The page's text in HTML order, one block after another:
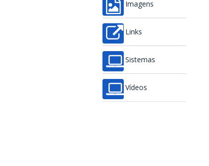
Imagens
Links
Sistemas
Vídeos